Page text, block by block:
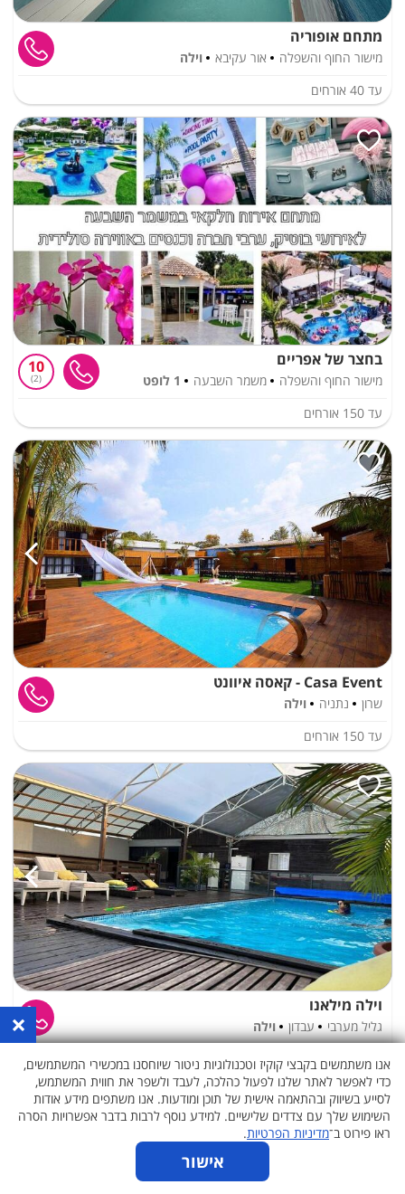
מתחם אופוריה
מישור החוף והשפלה אור עקיבא
וילה
עד 40 אורחים
בחצר של אפריים
מישור החוף והשפלה משמר השבעה 1 לופט
10
2
עד 150 אורחים
Casa Event - קאסה איוונט
שרון נתניה
וילה
עד 150 אורחים
וילה מילאנו
גליל מערבי עבדון
וילה
עד30אורחים
×
אנו משתמשים בקבצי קוקיז וטכנולוגיות ניטור שיוחסנו במכשירי המשתמשים,
כדי לאפשר לאתר שלנו לפעול כהלכה, לעבד ולשפר את חווית המשתמש,
לסייע בשיווק ובהתאמה אישית של תוכן ומודעות. אנו משתפים מידע אודות
השימוש שלך עם צדדים שלישיים. למידע נוסף לרבות בדבר אפשרויות הסרה
ראו פירוט ב־מדיניות הפרטיות.
אישור